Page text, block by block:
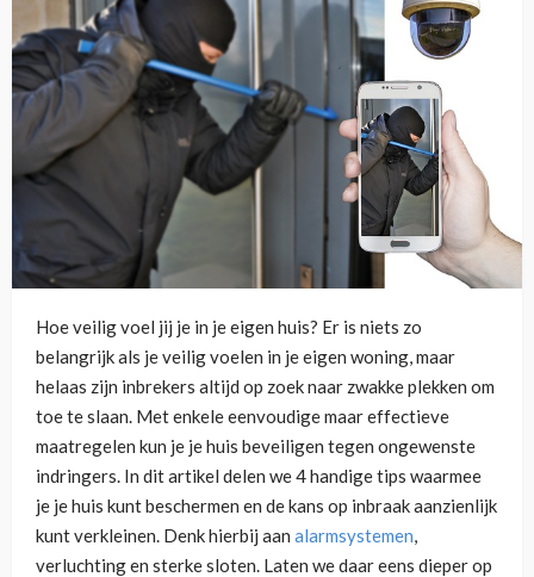
Hoe veilig voel jij je in je eigen huis? Er is niets zo
belangrijk als je veilig voelen in je eigen woning, maar
helaas zijn inbrekers altijd op zoek naar zwakke plekken om
toe te slaan. Met enkele eenvoudige maar effectieve
maatregelen kun je je huis beveiligen tegen ongewenste
indringers. In dit artikel delen we 4 handige tips waarmee
je je huis kunt beschermen en de kans op inbraak aanzienlijk
kunt verkleinen. Denk hierbij aan alarmsystemen
verluchting en sterke sloten. Laten we daar eens dieper op